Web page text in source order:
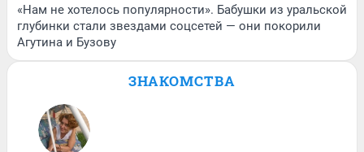
«Нам не хотелось популярности». Бабушки из уральской
глубинки стали звездами соцсетей — они покорили
Агутина и Бузову
ЗНАКОМСТВА